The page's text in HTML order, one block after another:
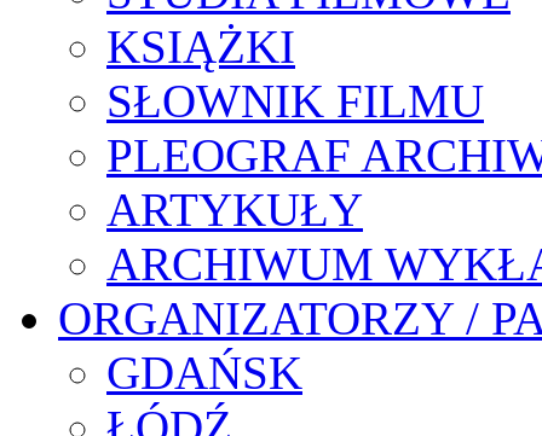
KSIĄŻKI
SŁOWNIK FILMU
PLEOGRAF
ARTYKUŁY
ARCHIWUM
ORGANIZATORZY /
GDAŃSK